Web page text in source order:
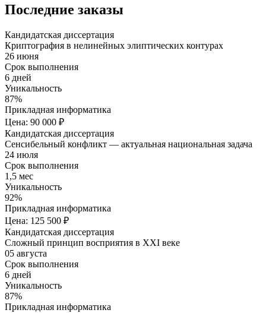
Последние заказы
Кандидатская диссертация
Криптография в нелинейных элиптических контурах
26 июня
Срок выполнения
6 дней
Уникальность
87%
Прикладная информатика
Цена: 90 000 ₽
Кандидатская диссертация
Сенсибельный конфликт — актуальная национальная задача
24 июля
Срок выполнения
1,5 мес
Уникальность
92%
Прикладная информатика
Цена: 125 500 ₽
Кандидатская диссертация
Сложный принцип восприятия в XXI веке
05 августа
Срок выполнения
6 дней
Уникальность
87%
Прикладная информатика